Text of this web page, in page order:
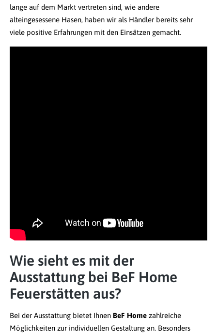
lange auf dem Markt vertreten sind, wie andere
alteingesessene Hasen, haben wir als Händler bereits sehr
viele positive Erfahrungen mit den Einsätzen gemacht.
Wie sieht es mit der
Ausstattung bei BeF Home
Feuerstätten aus?
Bei der Ausstattung bietet Ihnen BeF Home zahlreiche
Möglichkeiten zur individuellen Gestaltung an. Besonders